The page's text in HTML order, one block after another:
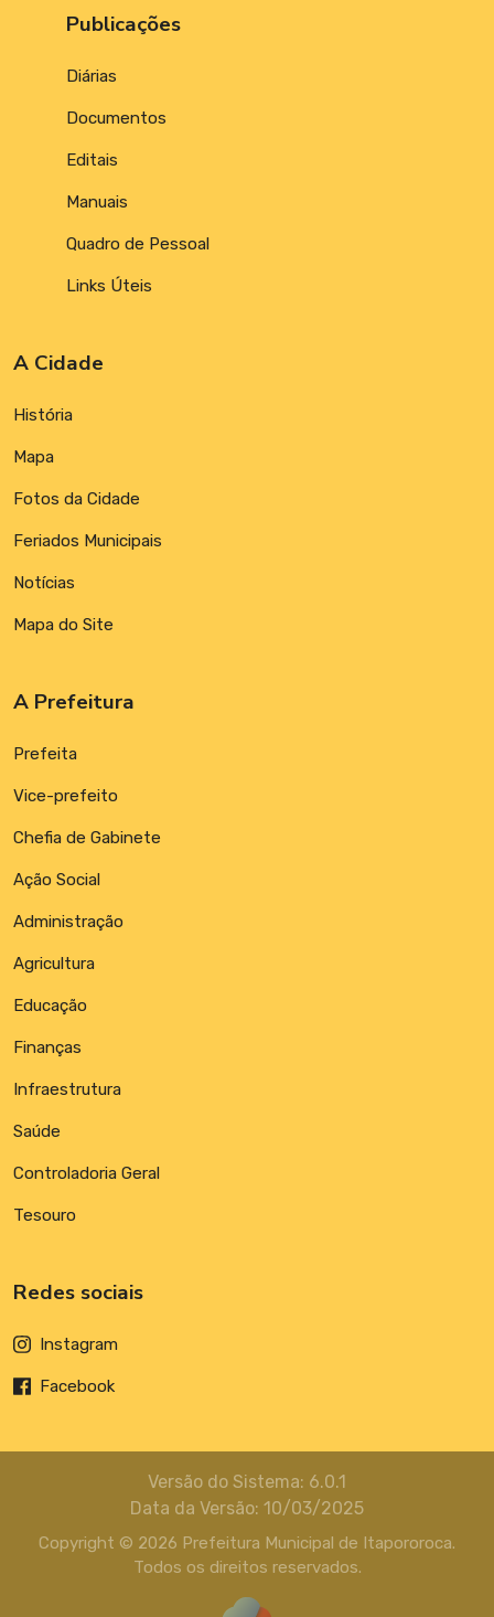
Publicações
Diárias
Documentos
Editais
Manuais
Quadro de Pessoal
Links Úteis
A Cidade
História
Mapa
Fotos da Cidade
Feriados Municipais
Notícias
Mapa do Site
A Prefeitura
Prefeita
Vice-prefeito
Chefia de Gabinete
Ação Social
Administração
Agricultura
Educação
Finanças
Infraestrutura
Saúde
Controladoria Geral
Tesouro
Redes sociais
Instagram
Facebook
Versão do Sistema: 6.0.1
Data da Versão: 10/03/2025
Copyright © 2026 Prefeitura Municipal de Itapororoca.
Todos os direitos reservados.